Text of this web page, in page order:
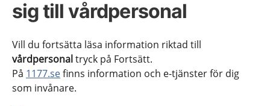
sig till vårdpersonal
Vill du fortsätta läsa information riktad till
vårdpersonaltryck på Fortsätt.
På 1177.sefinns information och e-tjänster för dig
som invånare.
bearbeta kunskapsstöd. På redaktionen jobbar
redaktörer med medicinsk och redaktionell
bakgrund.
Arbetsprocessens steg